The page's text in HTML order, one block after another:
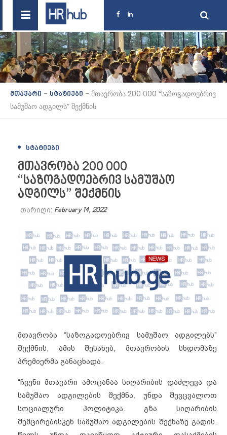
მთავარი - სტატიები - მთავრობა 200 000 “საზოგადოებრივ
სამუშაო ადგილს” შექმნის
ᲡᲢᲐᲢᲘᲔᲑᲘ
მთავრობა 200 000
“საზოგადოებრივ სამუშაო
ადგილს” შექმნის
თარიღი: February 14, 2022
მთავრობა “საზოგადოებრივ სამუშაო ადგილებს”
შექმნის, ამის შესახებ, მთავრობის სხდომაზე
პრემიერმა განაცხადა.
“ჩვენი მთავარი ამოცანაა სიღარიბის დაძლევა და
სამუშაო ადგილების შექმნა. უნდა შევცვალოთ
სოციალური პოლიტიკა. გზა სიღარიბის
შემცირებისკენ სამუშაო ადგილების შექნაზე გადის.